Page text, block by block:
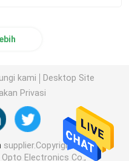
kami
Desktop Site
Privasi
supplier.Copyright ©
Electronics Co.,